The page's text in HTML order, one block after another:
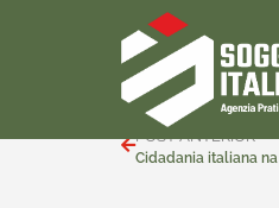
POST ANTERIOR
Cidadania italiana